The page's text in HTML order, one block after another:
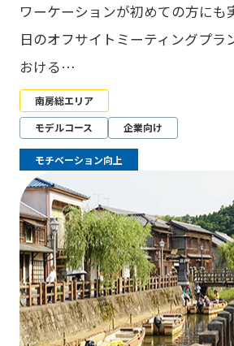
ワーケーションが初めての方にも
日のオフサイトミーティングプラ
おける…
南房総エリア
モデルコース
企業向け
モチベーション向上